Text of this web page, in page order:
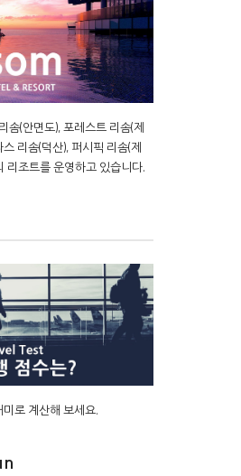
솜(안면도), 포레스트 리솜(제
리솜(덕산), 퍼시픽 리솜(제
리조트를 운영하고 있습니다.
로 계산해 보세요.